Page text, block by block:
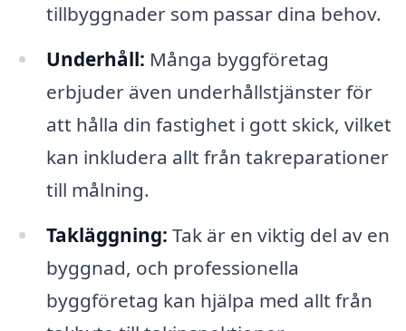
tillbyggnader som passar dina behov.
Underhåll: Många byggföretag
erbjuder även underhållstjänster för
att hålla din fastighet i gott skick, vilket
kan inkludera allt från takreparationer
till målning.
Takläggning: Tak är en viktig del av en
byggnad, och professionella
byggföretag kan hjälpa med allt från